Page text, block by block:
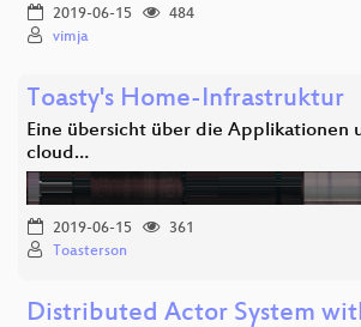
2019-06-15
484
vimja
Toasty's Home-Infrastruktur
Eine übersicht über die Applikationen
cloud…
2019-06-15
361
Toasterson
Distributed Actor System